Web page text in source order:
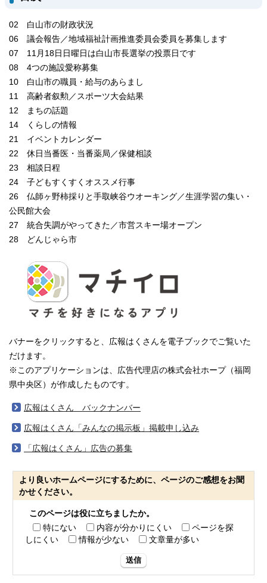
02 白山市の財政状況
06 議会報告／地域福祉計画推進委員会委員を募集します
07 11月18日日曜日は白山市長選挙の投票日です
08 4つの施設愛称募集
10 白山市の職員・給与のあらまし
11 高齢者叙勲／スポーツ大会結果
12 まちの話題
14 くらしの情報
21 イベントカレンダー
22 休日当番医・当番薬局／保健相談
23 相談日程
24 子どもすくすくオススメ行事
26 仏師ヶ野柿採りと手取峡谷ウオーキング／生涯学習の集い・
公民館大会
27 統合失調がやってきた／市営スキー場オープン
28 どんじゃら市
バナーをクリックすると、広報はくさんを電子ブックでご覧いた
だけます。
※このアプリケーションは、広告代理店の株式会社ホープ（福岡
県中央区）が作成したものです。
広報はくさん バックナンバー
広報はくさん「みんなの掲示板」掲載申し込み
「広報はくさん」広告の募集
より良いホームページにするために、ページのご感想をお聞
かせください。
このページは役に立ちましたか。
特にない
内容が分かりにくい
ページを探
しにくい
情報が少ない 文章量が多い
送信